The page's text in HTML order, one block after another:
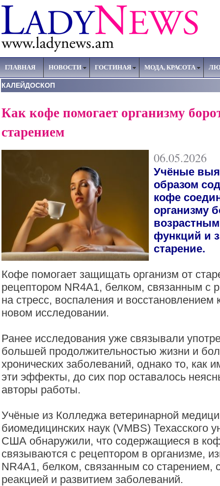
ГЛАВНАЯ НОВОСТИ ГОСТИНАЯ МОДА, КРАСОТА
КАЛЕЙДОСКОП
Как кофе помогает организму
старением
06.05.2026
Учёные
образом
кофе
организму
функций и
старение.
Кофе помогает защищать организм от
рецептором NR4A1, белком, связанным с
на стресс, воспаления и восстановлением
новом исследовании.
Ранее исследования уже связывали
большей продолжительностью жизни и
хронических заболеваний, однако то, как
эти эффекты, до сих пор оставалось
авторы работы.
Учёные из Колледжа ветеринарной
биомедицинских наук (VMBS) Техасского
США обнаружили, что содержащиеся в
связываются с рецептором в организме,
NR4A1, белком, связанным со старением,
реакцией и развитием заболеваний.